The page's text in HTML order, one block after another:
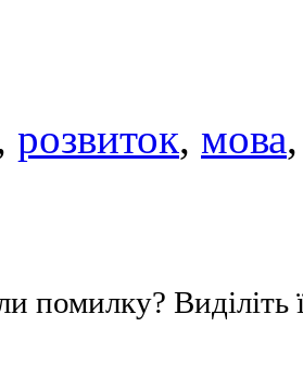
розвиток, мова
помилку? Виділіть